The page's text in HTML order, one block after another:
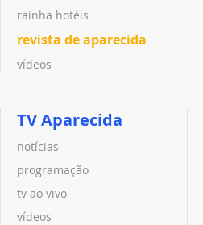
rainha hotéis
revista de aparecida
vídeos
TV Aparecida
notícias
programação
tv ao vivo
vídeos